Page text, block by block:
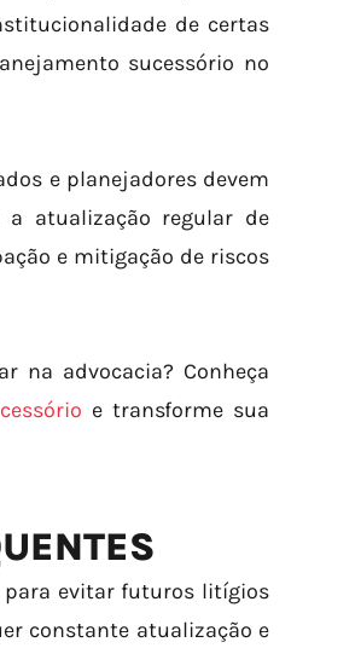
de certas
sucessório no
e planejadores devem
atualização regular de
e mitigação de riscos
na advocacia? Conheça
e transforme sua
para evitar futuros litígios
constante atualização e